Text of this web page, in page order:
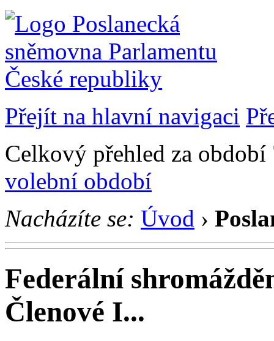
Přejít na hlavní navigaci
Celkový přehled za
volební období
Nacházíte se: Úvod ›
Federální
Členové I...